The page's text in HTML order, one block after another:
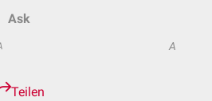
Ask
A
Teilen